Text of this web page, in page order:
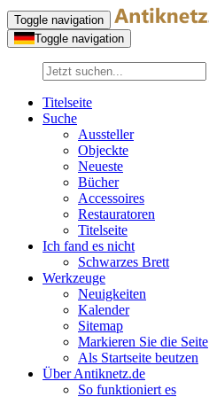
Toggle navigation
Toggle navigation
Titelseite
Suche
Aussteller
Objeckte
Neueste
Bücher
Accessoires
Restauratoren
Titelseite
Ich fand es nicht
Schwarzes Brett
Werkzeuge
Neuigkeiten
Kalender
Sitemap
Markieren Sie die Seite
Als Startseite beutzen
Über Antiknetz.de
So funktioniert es